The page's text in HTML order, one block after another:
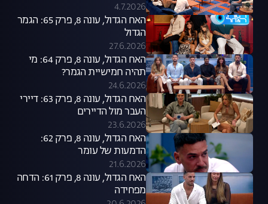
4.7.2026
האח הגדול, עונה 8, פרק 65: הגמר
הגדול
27.6.2026
האח הגדול, עונה 8, פרק 64: מי
תהיה חמישיית הגמר?
24.6.2026
האח הגדול, עונה 8, פרק 63: דיירי
העבר מול הדיירים
23.6.2026
האח הגדול, עונה 8, פרק 62:
הדמעות של עומר
21.6.2026
האח הגדול, עונה 8, פרק 61: הדחה
מפחידה